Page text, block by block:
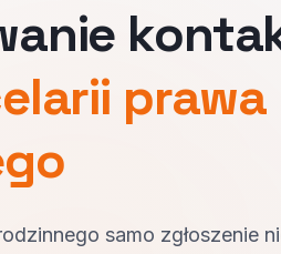
prawa
samo zgłoszenie